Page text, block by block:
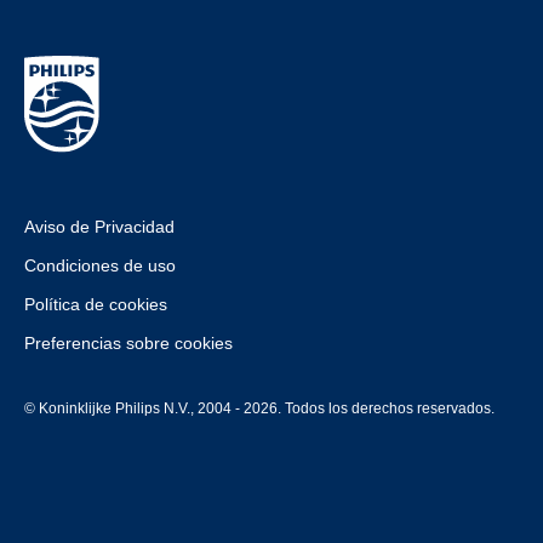
Aviso de Privacidad
Condiciones de uso
Política de cookies
Preferencias sobre cookies
© Koninklijke Philips N.V., 2004 - 2026. Todos los derechos reservados.